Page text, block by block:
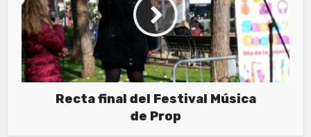
Recta final del Festival Música
de Prop